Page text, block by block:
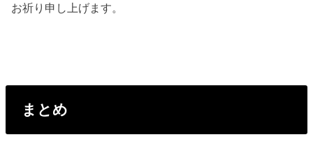
お祈り申し上げます。
まとめ